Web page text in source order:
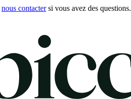
nous contactersi vous avez des questions.